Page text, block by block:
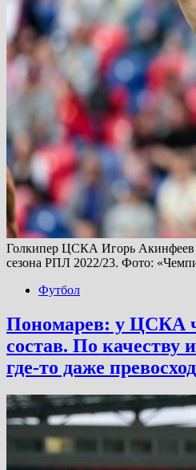
Голкипер ЦСКА Игорь Акинфеев
сезона РПЛ 2022/23. Фото:
Футбол
Пономарев: у ЦСКА
состав. По качеству
где-то даже